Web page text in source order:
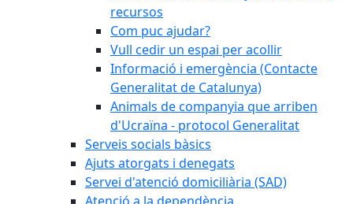
recursos
Com puc ajudar?
Vull cedir un espai per acollir
Informació i emergència (Contacte
Generalitat de Catalunya)
Animals de companyia que arriben
d'Ucraïna - protocol Generalitat
Serveis socials bàsics
Ajuts atorgats i denegats
Servei d'atenció domiciliària (SAD)